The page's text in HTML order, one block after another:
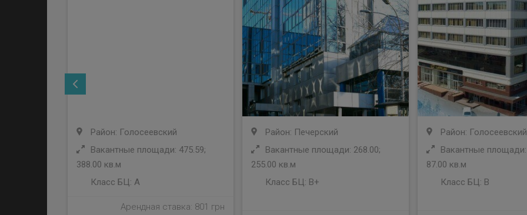
Район: Голосеевский
Вакантные площади: 475.59;
388.00 кв.м
Класс БЦ: A
Арендная ставка: 801 грн
Район: Печерский
Вакантные площади: 268.00;
255.00 кв.м
Класс БЦ: B+
Район: Голосеевский
Вакантные площади:
87.00 кв.м
Класс БЦ: B